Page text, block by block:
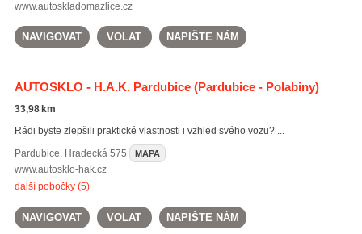
www.autoskladomazlice.cz
NAVIGOVAT VOLAT NAPIŠTE NÁM
AUTOSKLO - H.A.K. Pardubice(Pardubice - Polabiny)
33,98 km
Rádi byste zlepšili praktické vlastnosti i vzhled svého vozu? ...
Pardubice, Hradecká 575 MAPA
www.autosklo-hak.cz
další pobočky (5)
NAVIGOVAT VOLAT NAPIŠTE NÁM